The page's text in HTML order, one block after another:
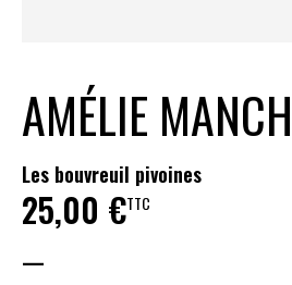
AMÉLIE
Les bouvreuil pivoines
25,00 €TTC
—